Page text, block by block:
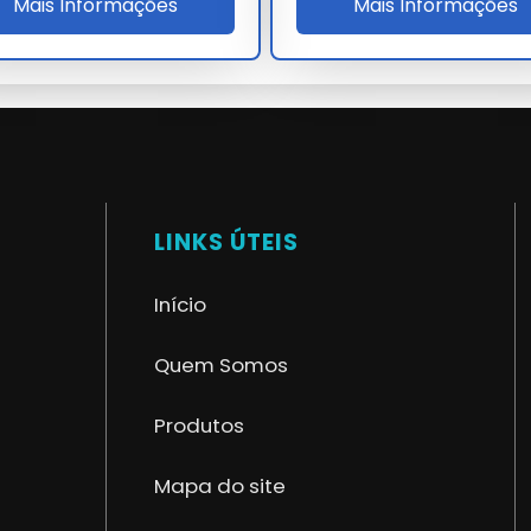
para odontologia, basta encaminhar sua necessidade via
multidisciplinar para odontologia?
para odontologia em nossa
performance superior às alternativas comuns.
dúvidas sobre a melhor forma de implementar o bancada
é um dos seus maiores diferenciais, garantindo que
LINKS ÚTEIS
Início
Quem Somos
Produtos
Mapa do site